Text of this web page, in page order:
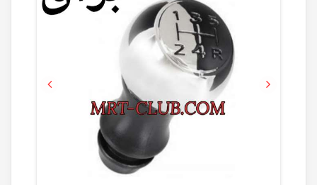
Previous Next